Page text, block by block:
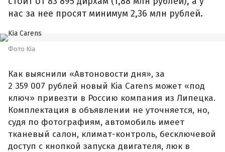
нас за нее просят минимум 2,36 млн рублей.
Фото Kia
Как выяснили «Автоновости дня», за
2 359 007 рублей новый Kia Carens может «под
ключ» привезти в Россию компания из Липецка.
Комплектация в объявлении не уточняется, но,
судя по фотографиям, автомобиль имеет
тканевый салон, климат-контроль, бесключевой
доступ с кнопкой запуска двигателя, люк в